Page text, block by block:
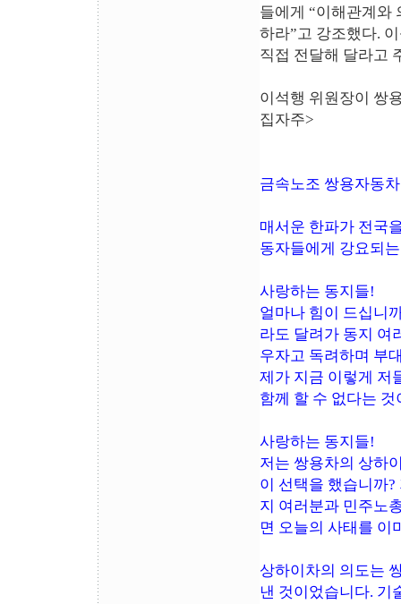
들에게 “이해관계와
하라”고 강조했다.
직접 전달해 달라고
이석행 위원장이 쌍
집자주>
금속노조 쌍용자동
매서운 한파가 전국
동자들에게 강요되
사랑하는 동지들!
얼마나 힘이 드십니
라도 달려가 동지 여
우자고 독려하며 부
제가 지금 이렇게 저
함께 할 수 없다는
사랑하는 동지들!
저는 쌍용차의 상하
이 선택을 했습니까
지 여러분과 민주노
면 오늘의 사태를 이
상하이차의 의도는
낸 것이었습니다. 기